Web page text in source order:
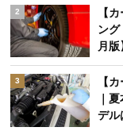
2
【
ング
月版
3
【
｜
デル